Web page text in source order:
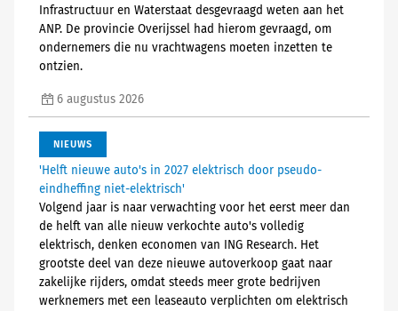
Infrastructuur en Waterstaat desgevraagd weten aan het
ANP. De provincie Overijssel had hierom gevraagd, om
ondernemers die nu vrachtwagens moeten inzetten te
ontzien.
6 augustus 2026
NIEUWS
'Helft nieuwe auto's in 2027 elektrisch door pseudo-
eindheffing niet-elektrisch'
Volgend jaar is naar verwachting voor het eerst meer dan
de helft van alle nieuw verkochte auto's volledig
elektrisch, denken economen van ING Research. Het
grootste deel van deze nieuwe autoverkoop gaat naar
zakelijke rijders, omdat steeds meer grote bedrijven
werknemers met een leaseauto verplichten om elektrisch